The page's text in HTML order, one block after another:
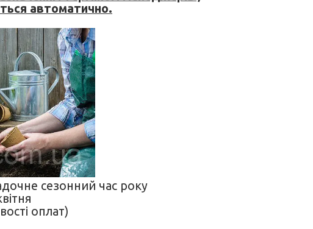
автоматично.
сезонний час року
оплат)